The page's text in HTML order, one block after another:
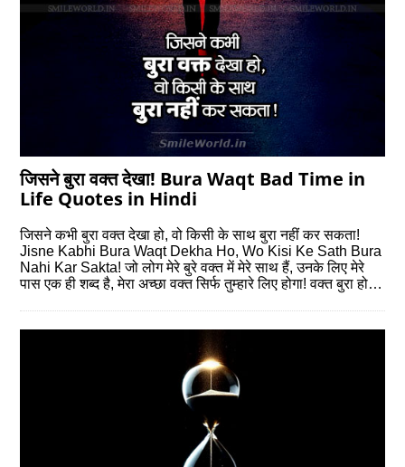
जिसने बुरा वक्त देखा! Bura Waqt Bad Time in
Life Quotes in Hindi
जिसने कभी बुरा वक्त देखा हो, वो किसी के साथ बुरा नहीं कर सकता!
Jisne Kabhi Bura Waqt Dekha Ho, Wo Kisi Ke Sath Bura
Nahi Kar Sakta! जो लोग मेरे बुरे वक्त में मेरे साथ हैं, उनके लिए मेरे
पास एक ही शब्द है, मेरा अच्छा वक्त सिर्फ तुम्हारे लिए होगा! वक्त बुरा हो…